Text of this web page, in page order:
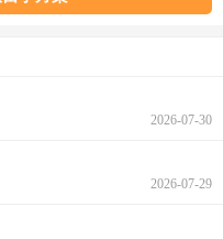
2026-07-30
2026-07-29